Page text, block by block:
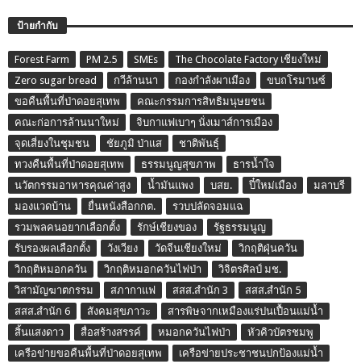
ป้ายกำกับ
Forest Farm PM 2.5 SMEs
The Chocolate Factory เชียงใหม่
Zero sugar bread
กวีล้านนา กองกำลังผาเมือง
ขบถโรมานซ์
ขอคืนพื้นที่ป่าดอยสุเทพ
คณะกรรมการสิทธิมนุษยชน
คณะก่อการล้านนาใหม่
จิบกาแฟเบาๆ นั่งเมาส์การเมือง
จุดเสี่ยงในชุมชน
ชัยภูมิ ป่าแส
ชาติพันธุ์
ทวงคืนพื้นที่ป่าดอยสุเทพ
ธรรมนูญสุขภาพ
ธารน้ำใจ
นวัตกรรมอาหารคุณค่าสูง
น้ำมันแพง บสย. ปี๋ใหม่เมือง
มลาบรี
มองแวดบ้าน
ยื่นหนังสือกกต.
รวบปลัดจอมแฉ
รวมพลคนอยากเลือกตั้ง
รักษ์เชียงของ
รัฐธรรมนูญ
รับรองผลเลือกตั้ง
วังเวียง วัดจีนเชียงใหม่
วิกฤติฝุ่นควัน
วิกฤติหมอกควัน
วิกฤติหมอกควันไฟป่า
วิจิตรศิลป์ มช.
วิสามัญฆาตกรรม
สภากาแฟ สสส.สำนัก 3
สสส.สำนัก 5
สสส.สำนัก 6
สังคมสุขภาวะ
สารพิษจากเหมืองแร่ปนเปื้อนแม่น้ำ
สิ้นแสงดาว
สื่อสร้างสรรค์ หมอกควันไฟป่า
หัวคิวบัตรชมพู
เครือข่ายขอคืนพื้นที่ป่าดอยสุเทพ
เครือข่ายประชาชนปกป้องแม่น้ำ